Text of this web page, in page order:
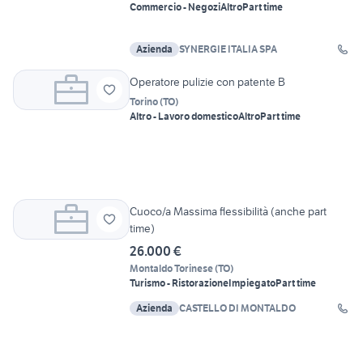
Commercio - NegoziAltroPart time
Azienda SYNERGIE ITALIA SPA
Operatore pulizie con patente B
Torino(TO)
Altro - Lavoro domesticoAltroPart time
Cuoco/a Massima flessibilità (anche part
time)
26.000 €
Montaldo Torinese(TO)
Turismo - RistorazioneImpiegatoPart time
Azienda CASTELLO DI MONTALDO